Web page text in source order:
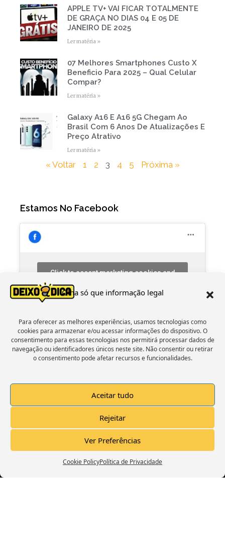
Olha só que informação legal
Para oferecer as melhores experiências, usamos tecnologias como
cookies para armazenar e/ou acessar informações do dispositivo. O
consentimento para essas tecnologias nos permitirá processar dados de
navegação ou identificadores únicos neste site. Não consentir ou retirar
o consentimento pode afetar recursos e funcionalidades.
Aceitar tudo
Rejeitar
Ver Preferências
Cookie PolicyPolítica de Privacidade
APPLE TV+ VAI FICAR TOTALMENTE
DE GRAÇA NO DIAS 04 E 05 DE
JANEIRO DE 2025
Ler matéria »
07 Melhores Smartphones Custo X
Beneficio Para 2025 – Qual Celular
Compar?
Ler matéria »
Galaxy A16 E A16 5G Chegam Ao
Brasil Com 6 Anos De Atualizações E
Preço Atrativo
Ler matéria »
« Voltar 1 2 3 4 5 Próxima »
Estamos No Facebook
Click to accept marketing cookies and
Click to accept marketing cookies and
enable this content